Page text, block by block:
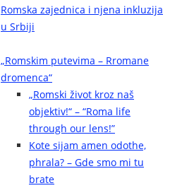
Romska zajednica i njena inkluzija
u Srbiji
„Romskim putevima – Rromane
dromenca“
„Romski život kroz naš
objektiv!“ – “Roma life
through our lens!”
Kote sijam amen odothe,
phrala? – Gde smo mi tu
brate